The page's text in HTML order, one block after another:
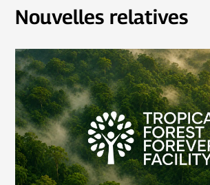
Nouvelles relatives